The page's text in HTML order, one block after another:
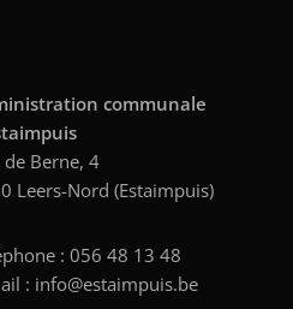
communale
de Berne, 4
Leers-Nord (Estaimpuis)
: 056 48 13 48
: info@estaimpuis.be